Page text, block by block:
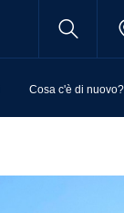
Cosa c'è di nuovo?